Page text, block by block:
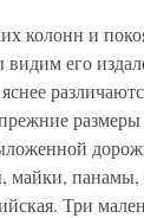
колонн и
его
размеры
панамы,
Три